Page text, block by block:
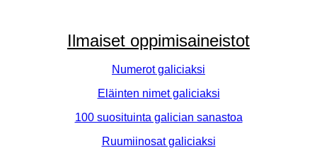
Ilmaiset oppimisaineistot
Numerot galiciaksi
Eläinten nimet galiciaksi
100 suosituinta galician sanastoa
Ruumiinosat galiciaksi